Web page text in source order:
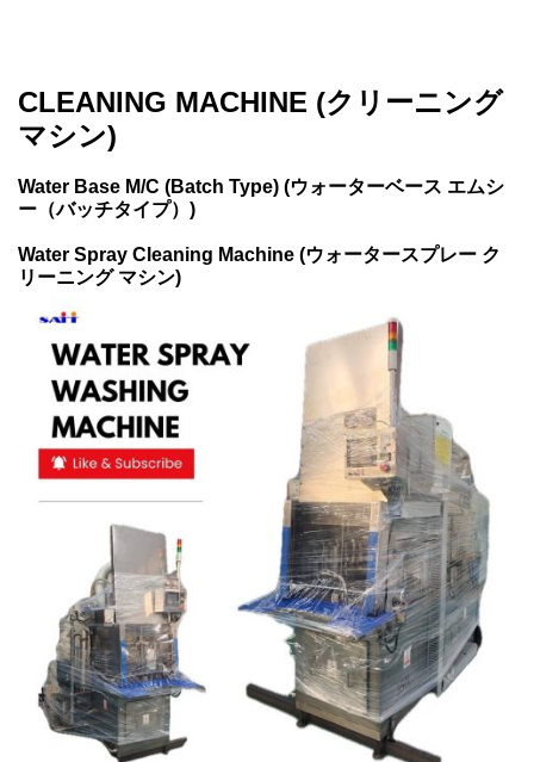
CLEANING MACHINE (クリーニング
マシン)
Water Base M/C (Batch Type) (ウォーターベース エムシ
ー（バッチタイプ）)
Water Spray Cleaning Machine (ウォータースプレー ク
リーニング マシン)